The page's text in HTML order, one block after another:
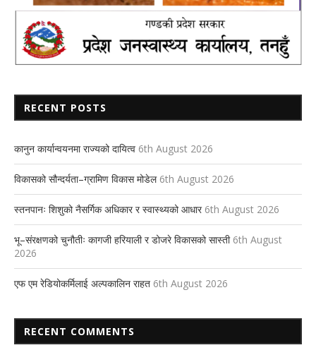
RECENT POSTS
कानुन कार्यान्वयनमा राज्यको दायित्व 6th August 2026
विकासको सौन्दर्यता–ग्रामिण विकास मोडेल 6th August 2026
स्तनपानः शिशुको नैसर्गिक अधिकार र स्वास्थ्यको आधार 6th August 2026
भू–संरक्षणको चुनौतीः कागजी हरियाली र डोजरे विकासको सास्ती 6th August
2026
एफ एम रेडियोकर्मिलाई अल्पकालिन राहत 6th August 2026
RECENT COMMENTS